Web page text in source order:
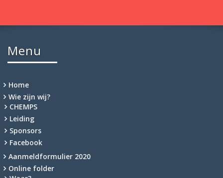
Menu
Home
Wie zijn wij?
CHEMPS
Leiding
Sponsors
Facebook
Aanmeldformulier 2020
Online folder